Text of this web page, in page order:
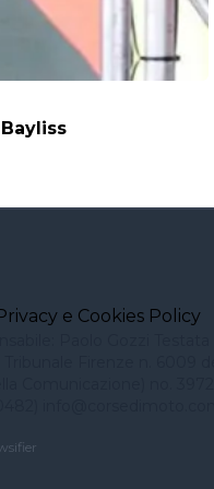
e Cookies Policy